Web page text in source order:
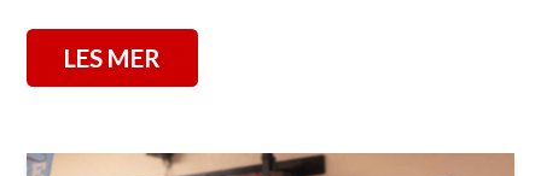
LES MER